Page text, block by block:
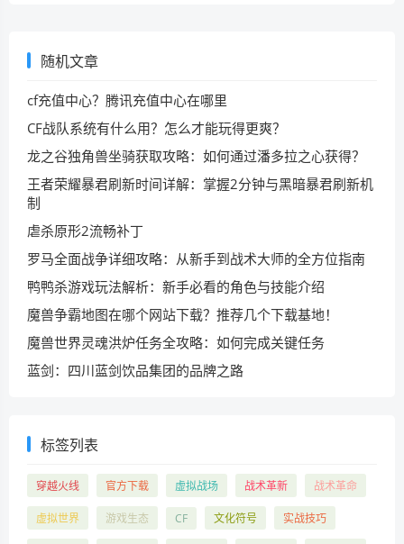
随机文章
cf充值中心？腾讯充值中心在哪里
CF战队系统有什么用？怎么才能玩得更爽？
龙之谷独角兽坐骑获取攻略：如何通过潘多拉之心获得？
王者荣耀暴君刷新时间详解：掌握2分钟与黑暗暴君刷新机
制
虐杀原形2流畅补丁
罗马全面战争详细攻略：从新手到战术大师的全方位指南
鸭鸭杀游戏玩法解析：新手必看的角色与技能介绍
魔兽争霸地图在哪个网站下载？推荐几个下载基地！
魔兽世界灵魂洪炉任务全攻略：如何完成关键任务
蓝剑：四川蓝剑饮品集团的品牌之路
标签列表
穿越火线 官方下载 虚拟战场 战术革新 战术革命
虚拟世界 游戏生态 CF 文化符号 实战技巧